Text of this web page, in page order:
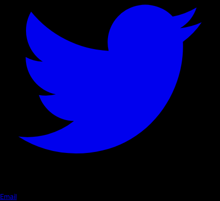
Email